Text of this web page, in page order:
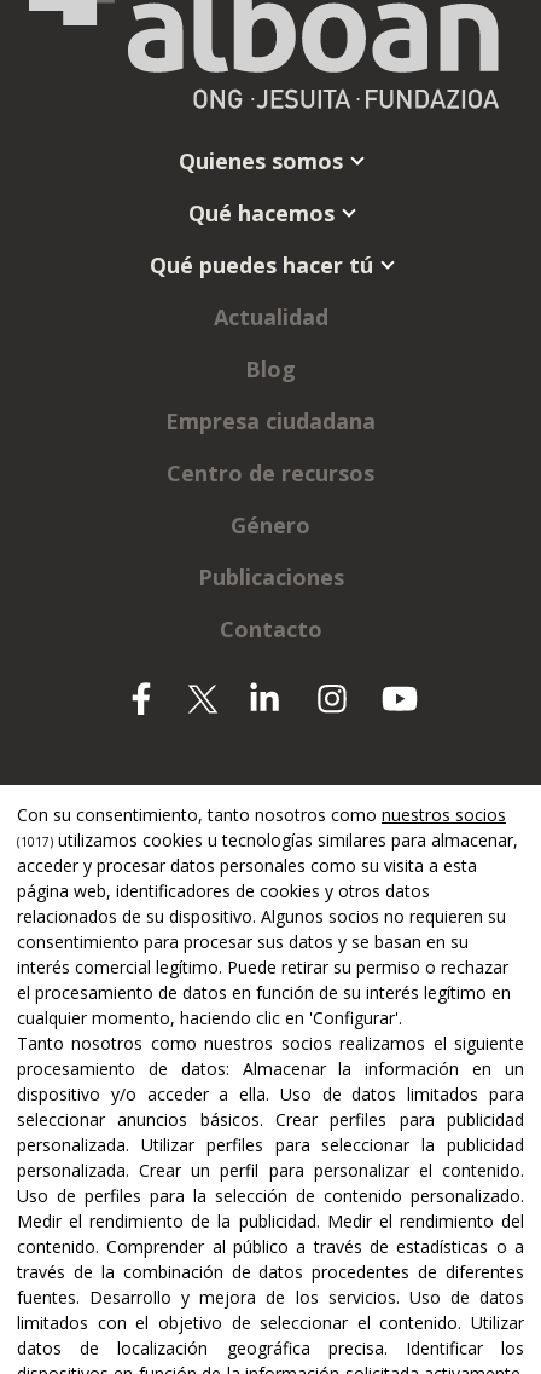
Quienes somos
Qué hacemos
Qué puedes hacer tú
Actualidad
Blog
Empresa ciudadana
Centro de recursos
Género
Publicaciones
Contacto
Certificaciones y acreditaciones
Con su consentimiento, tanto nosotros como nuestros socios
(1017) utilizamos cookies u tecnologías similares para almacenar,
acceder y procesar datos personales como su visita a esta
página web, identificadores de cookies y otros datos
relacionados de su dispositivo. Algunos socios no requieren su
consentimiento para procesar sus datos y se basan en su
interés comercial legítimo. Puede retirar su permiso o rechazar
el procesamiento de datos en función de su interés legítimo en
cualquier momento, haciendo clic en 'Configurar'.
Tanto nosotros como nuestros socios realizamos el siguiente
procesamiento de datos: Almacenar la información en un
dispositivo y/o acceder a ella. Uso de datos limitados para
seleccionar anuncios básicos.Crear perfiles para publicidad
personalizada. Utilizar perfiles para seleccionar la publicidad
personalizada.Crear un perfil para personalizar el contenido.
Uso de perfiles para la selección de contenido personalizado.
Medir el rendimiento de la publicidad. Medir el rendimiento del
contenido.Comprender al público a través de estadísticas o a
través de la combinación de datos procedentes de diferentes
fuentes. Desarrollo y mejora de los servicios. Uso de datos
limitados con el objetivo de seleccionar el contenido. Utilizar
datos de localización geográfica precisa. Identificar los